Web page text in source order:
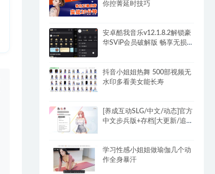
你控菁延时技巧
安卓酷我音乐v12.1.8.2解锁豪
华SViP会员破解版 畅享无损音
抖音小姐姐热舞 500部视频无
水印多看美女能长寿
[养成互动SLG/中文/动态]官方
中文步兵版+存档[大更新/追加
学习性感小姐姐做瑜伽几个动
作全身暴汗